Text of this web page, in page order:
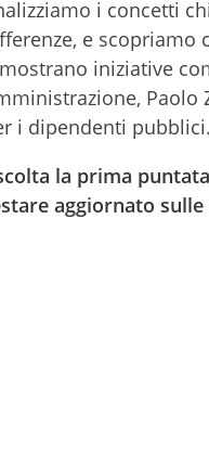
i concetti
e scopriamo
iniziative
i dipendenti pubblici.
la prima
aggiornato